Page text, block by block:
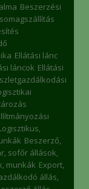
Beszerzési
Ellátási lánc
láncok Ellátási
Beszerző,
sofőr állások,
munkák Export,
állás,